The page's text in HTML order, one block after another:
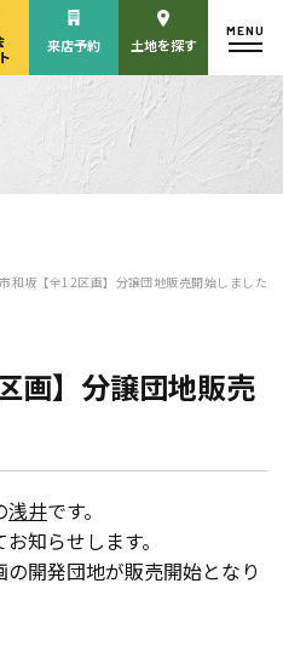
見学会・
来店予約 土地を探す
MENU
和坂【全12区画】分譲団地販売開始しました
画】分譲団地販売
浅井です。
知らせします。
開発団地が販売開始となり